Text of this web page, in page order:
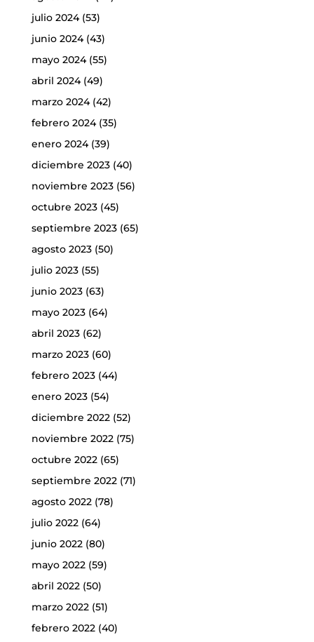
julio 2024(53)
junio 2024(43)
mayo 2024(55)
abril 2024(49)
marzo 2024(42)
febrero 2024(35)
enero 2024(39)
diciembre 2023(40)
noviembre 2023(56)
octubre 2023(45)
septiembre 2023(65)
agosto 2023(50)
julio 2023(55)
junio 2023(63)
mayo 2023(64)
abril 2023(62)
marzo 2023(60)
febrero 2023(44)
enero 2023(54)
diciembre 2022(52)
noviembre 2022(75)
octubre 2022(65)
septiembre 2022(71)
agosto 2022(78)
julio 2022(64)
junio 2022(80)
mayo 2022(59)
abril 2022(50)
marzo 2022(51)
febrero 2022(40)